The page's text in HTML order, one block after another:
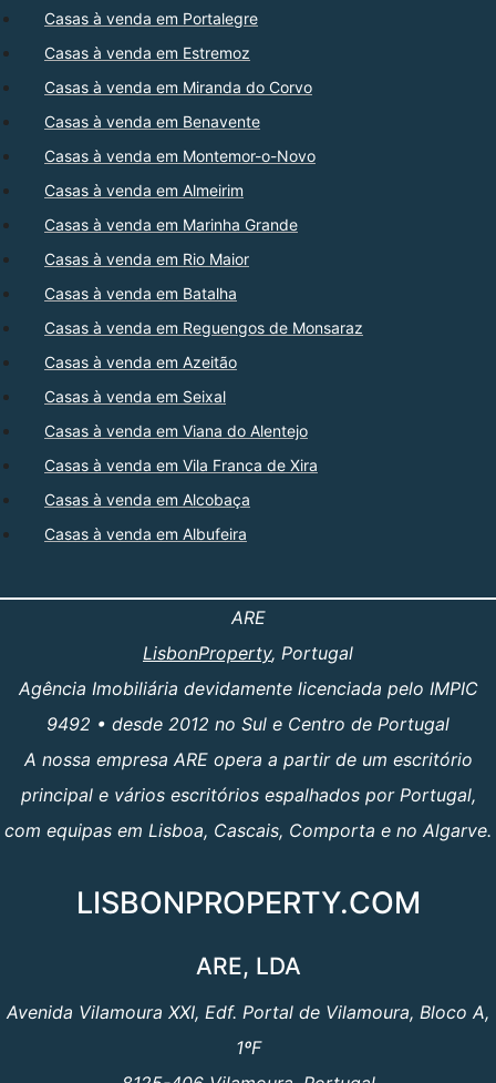
Casas à venda em Portalegre
Casas à venda em Estremoz
Casas à venda em Miranda do Corvo
Casas à venda em Benavente
Casas à venda em Montemor-o-Novo
Casas à venda em Almeirim
Casas à venda em Marinha Grande
Casas à venda em Rio Maior
Casas à venda em Batalha
Casas à venda em Reguengos de Monsaraz
Casas à venda em Azeitão
Casas à venda em Seixal
Casas à venda em Viana do Alentejo
Casas à venda em Vila Franca de Xira
Casas à venda em Alcobaça
Casas à venda em Albufeira
ARE
LisbonProperty, Portugal
Agência Imobiliária devidamente licenciada pelo IMPIC
9492 • desde 2012 no Sul e Centro de Portugal
A nossa empresa ARE opera a partir de um escritório
principal e vários escritórios espalhados por Portugal,
com equipas em Lisboa, Cascais, Comporta e no Algarve.
LISBONPROPERTY.COM
ARE, LDA
Avenida Vilamoura XXI, Edf. Portal de Vilamoura, Bloco A,
1ºF